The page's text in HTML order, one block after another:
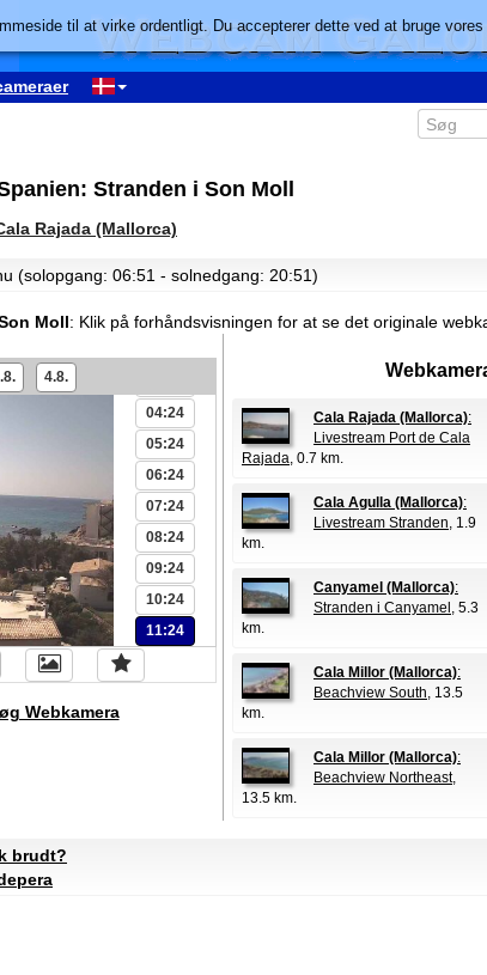
Stranden i Son Moll
Rajada (Mallorca)
(solopgang: 06:51 - solnedgang: 20:51)
Moll: Klik på forhåndsvisningen for at se det originale
4.8.
01:24
04:24
05:24
06:24
07:24
08:24
09:24
10:24
11:24
Webkamera
Cala Rajada (Mallorca):
Livestream Port de Cala
Rajada, 0.7 km.
Cala Agulla (Mallorca):
Livestream Stranden, 1.9
km.
Canyamel (Mallorca):
Stranden i Canyamel , 5.3
km.
Cala Millor (Mallorca):
Beachview South, 13.5
km.
Cala Millor (Mallorca):
Beachview Northeast,
13.5 km.
brudt?
til at virke ordentligt. Du accepterer dette ved at bruge